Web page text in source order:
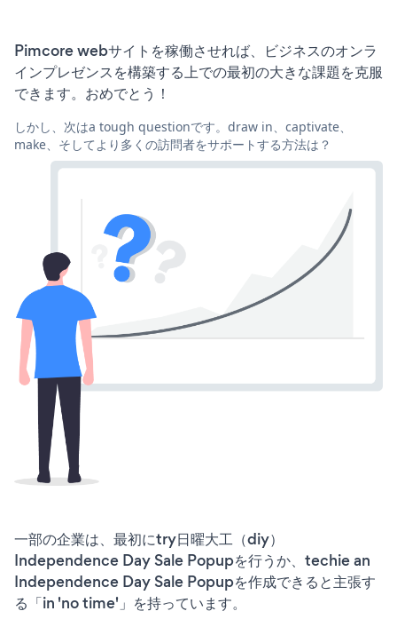
Pimcore webサイトを稼働させれば、ビジネスのオンラ
インプレゼンスを構築する上での最初の大きな課題を克服
できます。おめでとう！
しかし、次はa tough questionです。draw in、captivate、
make、そしてより多くの訪問者をサポートする方法は？
一部の企業は、最初にtry日曜大工（diy）
Independence Day Sale Popupを行うか、techie an
Independence Day Sale Popupを作成できると主張す
る「in 'no time'」を持っています。